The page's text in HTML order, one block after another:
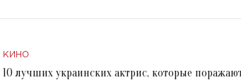
КИНО
10 лучших украинских актрис, которые